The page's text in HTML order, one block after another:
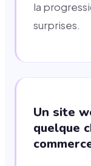
la
surprises.
Un site
quelque